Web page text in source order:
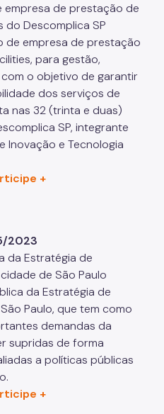
de prestação de
do Descomplica SP
de empresa de prestação
para gestão,
o objetivo de garantir
dos serviços de
nas 32 (trinta e duas)
SP, integrante
Inovação e Tecnologia
+
2023
da Estratégia de
de São Paulo
da Estratégia de
Paulo, que tem como
demandas da
supridas de forma
a políticas públicas
+